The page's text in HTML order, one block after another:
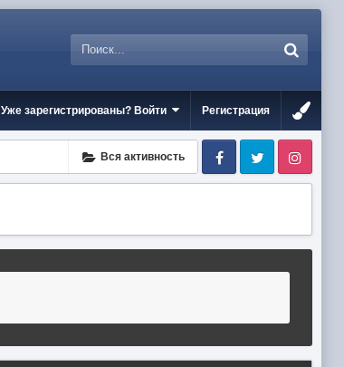
Уже зарегистрированы? Войти Регистрация
Вся активность FacebookTwitter